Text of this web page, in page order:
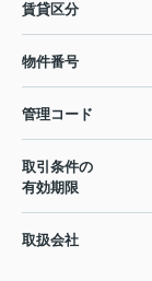
賃貸区分
物件番号
管理コード
取引条件の
有効期限
取扱会社